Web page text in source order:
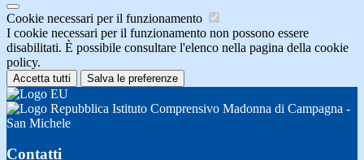
Cookie necessari per il funzionamento
I cookie necessari per il funzionamento non possono essere
disabilitati. È possibile consultare l'elenco nella pagina della cookie
policy.
Accetta tutti Salva le preferenze
Istituto Comprensivo Madonna di Campagna -
San Michele
Contatti